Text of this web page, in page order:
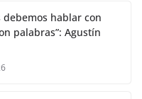
debemos hablar con
palabras”: Agustín